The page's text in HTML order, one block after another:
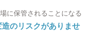
に保管されることになる
のリスクがありませ